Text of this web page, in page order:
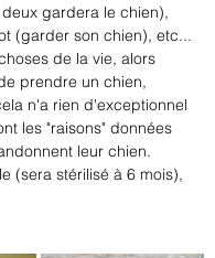
gardera le chien),
(garder son chien), etc...
de la vie, alors
prendre un chien,
n'a rien d'exceptionnel
les "raisons" données
leur chien.
(sera stérilisé à 6 mois),